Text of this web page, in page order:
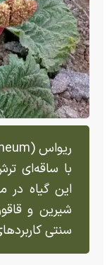
با ساقه‌ای
این گیاه در
شیرین و
سنتی